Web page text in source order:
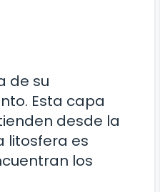
de su
Esta capa
desde la
litosfera es
los